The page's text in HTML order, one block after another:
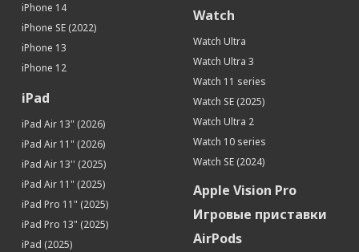
iPhone 14
iPhone SE (2022)
iPhone 13
iPhone 12
iPad
iPad Air 13" (2026)
iPad Air 11" (2026)
iPad Air 13'' (2025)
iPad Air 11" (2025)
iPad Pro 11" (2025)
iPad Pro 13" (2025)
iPad (2025)
Watch
Watch Ultra
Watch Ultra 3
Watch 11 series
Watch SE (2025)
Watch Ultra 2
Watch 10 series
Watch SE (2024)
Apple Vision Pro
Игровые приставки
AirPods